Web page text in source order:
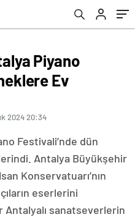
Piyano
Ev
2024 20:34
Festivali’nde dün
Antalya Büyükşehir
Konservatuarı’nın
eserlerini
sanatseverlerin